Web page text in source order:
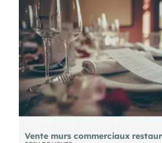
Vente murs commerciaux